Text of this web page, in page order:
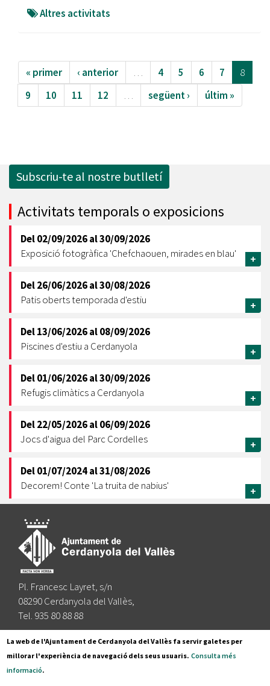
Altres activitats
« primer ‹ anterior … 4 5 6 7
8
9
10 11 12 … següent › últim »
Subscriu-te al nostre butlletí
Activitats temporals o exposicions
Del02/09/2026al30/09/2026
Exposició fotogràfica 'Chefchaouen, mirades en blau'
+
Del26/06/2026al30/08/2026
Patis oberts temporada d'estiu
+
Del13/06/2026al08/09/2026
Piscines d'estiu a Cerdanyola
+
Del01/06/2026al30/09/2026
Refugis climàtics a Cerdanyola
+
Del22/05/2026al06/09/2026
Jocs d'aigua del Parc Cordelles
+
Del01/07/2024al31/08/2026
Decorem! Conte 'La truita de nabius'
+
Pl. Francesc Layret, s/n
08290 Cerdanyola del Vallès,
Tel. 935 80 88 88
Segueix-nos a:
La web de l'Ajuntament de Cerdanyola del Vallès fa servir galetes per
millorar l'experiència de navegació dels seus usuaris. Consulta més
informació.